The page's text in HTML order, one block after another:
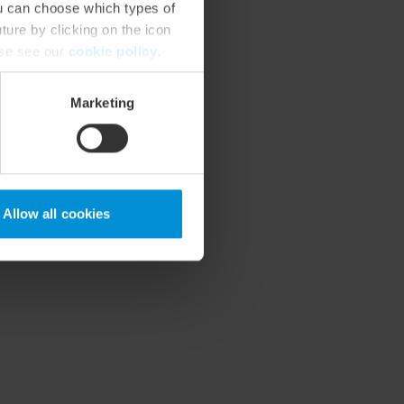
can choose which types of
by clicking on the icon
see our cookie policy
Marketing
Allow all cookies